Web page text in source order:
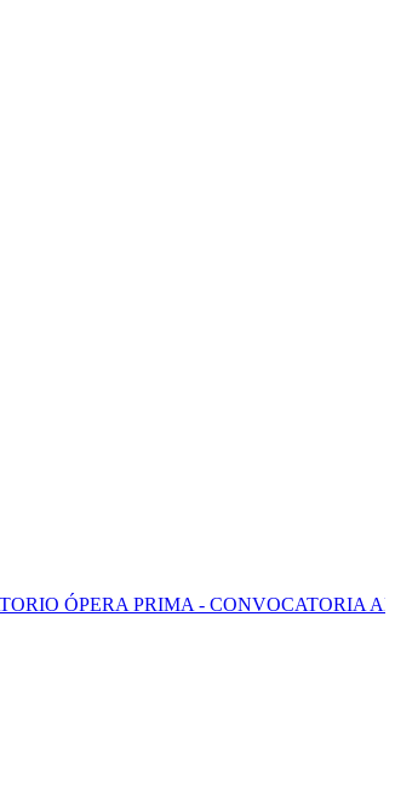
PRIMA - CONVOCATORIA ABIERTA